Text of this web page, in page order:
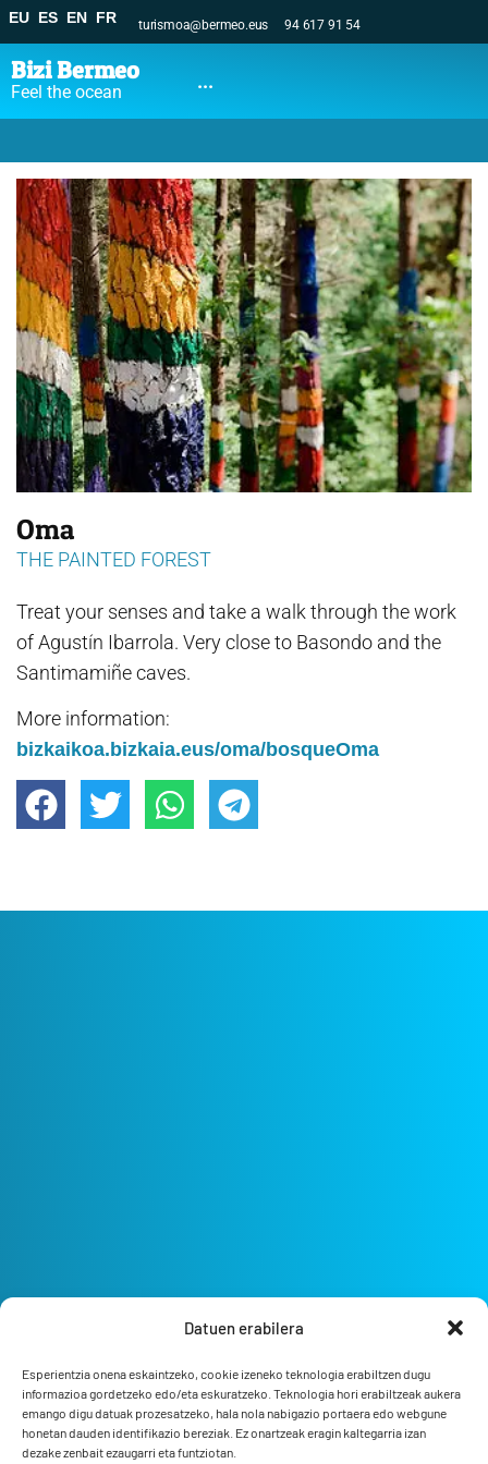
Datuen erabilera
Esperientzia onena eskaintzeko, cookie izeneko teknologia erabiltzen dugu
informazioa gordetzeko edo/eta eskuratzeko. Teknologia hori erabiltzeak aukera
emango digu datuak prozesatzeko, hala nola nabigazio portaera edo webgune
honetan dauden identifikazio bereziak. Ez onartzeak eragin kaltegarria izan
dezake zenbait ezaugarri eta funtziotan.
EU ES EN FR turismoa@bermeo.eus 94 617 91 54
Bizi Bermeo
Feel the ocean ...
Oma
THE PAINTED FOREST
Treat your senses and take a walk through the work
of Agustín Ibarrola. Very close to Basondo and the
Santimamiñe caves.
​More information:
bizkaikoa.bizkaia.eus/oma/bosqueOma